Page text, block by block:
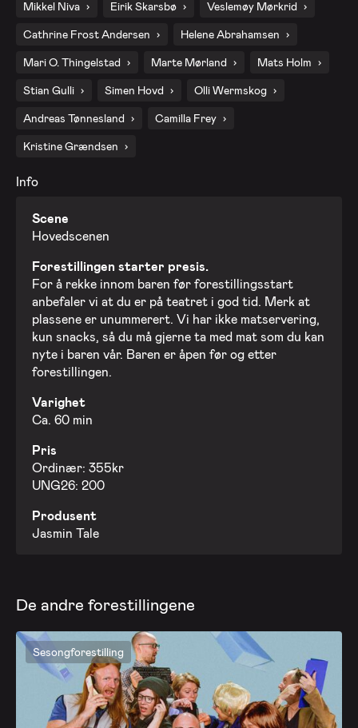
2. okt. 2026 - Fredag
9. okt. 2026 - Fredag
16. okt. 2026 - Fredag
30. okt. 2026 - Fredag
6. nov. 2026 - Fredag
13. nov. 2026 - Fredag
20. nov. 2026 - Fredag
27. nov. 2026 - Fredag
Mikkel Niva Eirik Skarsbø Veslemøy Mørkrid
Cathrine Frost Andersen Helene Abrahamsen
Mari O. Thingelstad Marte Mørland Mats Holm
Stian Gulli Simen Hovd Olli Wermskog
Andreas Tønnesland Camilla Frey
Kristine Grændsen
Info
Scene
Hovedscenen
Forestillingen starter presis.
For å rekke innom baren før forestillingsstart
anbefaler vi at du er på teatret i god tid. Merk at
plassene er unummerert. Vi har ikke matservering,
kun snacks, så du må gjerne ta med mat som du kan
nyte i baren vår. Baren er åpen før og etter
forestillingen.
Varighet
Ca. 60 min
Pris
Ordinær: 355kr
UNG26: 200
Produsent
Jasmin Tale
De andre forestillingene
Sesongforestilling